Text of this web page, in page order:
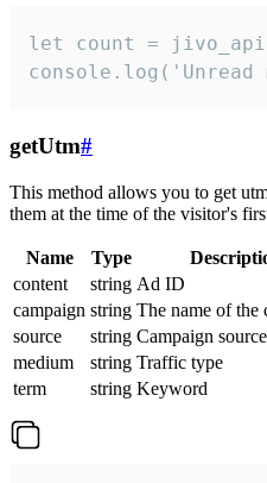
let count =
getUtm#
This method allows you to get
them at the time of the visitor's
Name Type
content
string Ad ID
campaign string The name of the
source
string Campaign source
medium
string Traffic type
term
string Keyword